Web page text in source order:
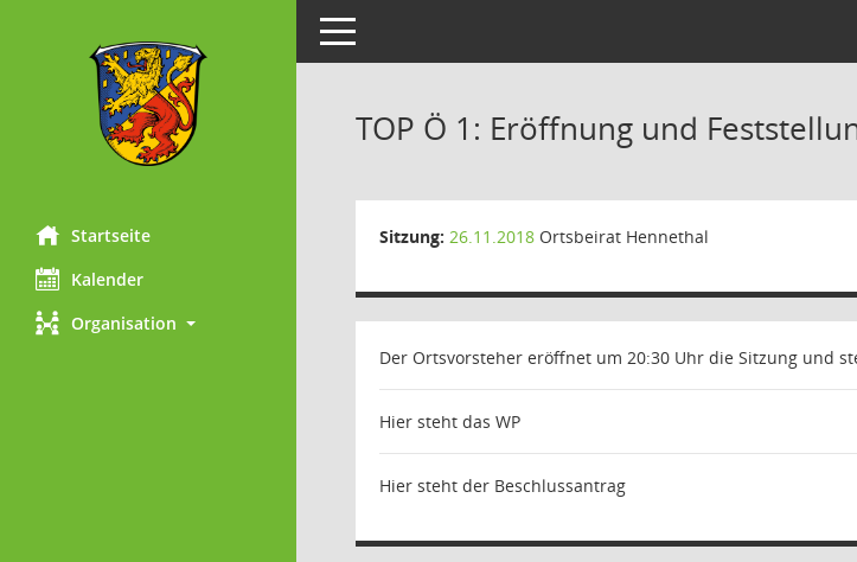
Startseite
Kalender
Organisation
Toggle navigation
TOP Ö 1: Eröffnung und
Sitzung: 26.11.2018 Ortsbeirat Hennethal
Der Ortsvorsteher eröffnet um 20:30 Uhr die Sitzung und
Hier steht das WP
Hier steht der Beschlussantrag